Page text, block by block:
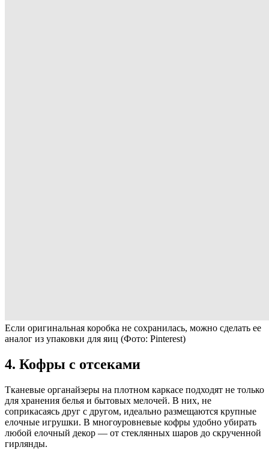
Если оригинальная коробка не сохранилась, можно сделать ее
аналог из упаковки для яиц (Фото: Pinterest)
4. Кофры с отсеками
Тканевые органайзеры на плотном каркасе подходят не только
для хранения белья и бытовых мелочей. В них, не
соприкасаясь друг с другом, идеально размещаются крупные
елочные игрушки. В многоуровневые кофры удобно убирать
любой елочный декор — от стеклянных шаров до скрученной
гирлянды.